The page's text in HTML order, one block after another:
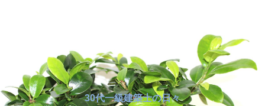
30代一級建築士の日々